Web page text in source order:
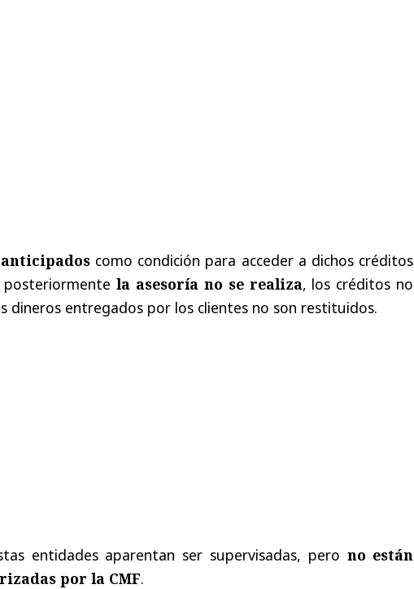
como condición para acceder a dichos créditos
la asesoría no se realiza, los créditos no
dineros entregados por los clientes no son restituidos.
entidades aparentan ser supervisadas, pero no están
por la CMF.